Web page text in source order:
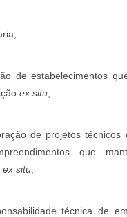
de estabelecimentos
ex situ;
de projetos técnicos
que
ex situ;
técnica de